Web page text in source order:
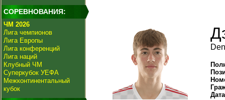
СОРЕВНОВАНИЯ:
ЧМ 2026
Лига чемпионов
Лига Европы
Лига конференций
Лига наций
Клубный ЧМ
Суперкубок УЕФА
Межконтинентальный
кубок